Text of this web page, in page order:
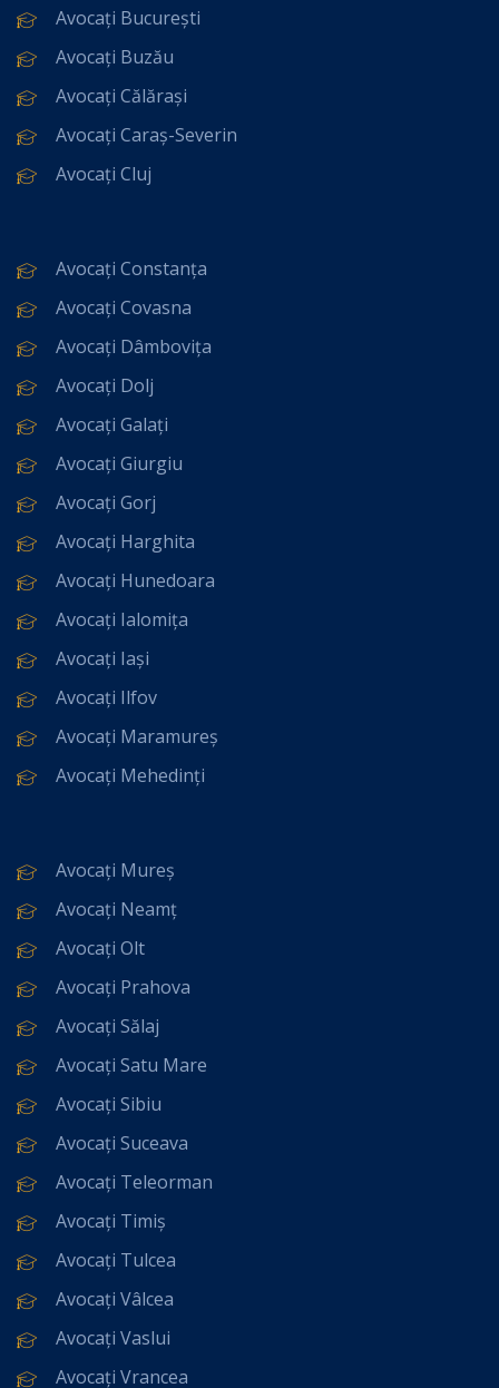
Avocați București
Avocați Buzău
Avocați Călărași
Avocați Caraș-Severin
Avocați Cluj
Avocați Constanța
Avocați Covasna
Avocați Dâmbovița
Avocați Dolj
Avocați Galați
Avocați Giurgiu
Avocați Gorj
Avocați Harghita
Avocați Hunedoara
Avocați Ialomița
Avocați Iași
Avocați Ilfov
Avocați Maramureș
Avocați Mehedinți
Avocați Mureș
Avocați Neamț
Avocați Olt
Avocați Prahova
Avocați Sălaj
Avocați Satu Mare
Avocați Sibiu
Avocați Suceava
Avocați Teleorman
Avocați Timiș
Avocați Tulcea
Avocați Vâlcea
Avocați Vaslui
Avocați Vrancea